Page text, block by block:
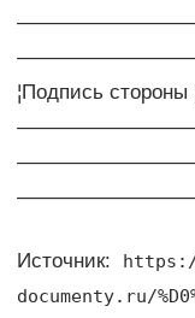
¦Подпись
Источник:
documenty.ru/